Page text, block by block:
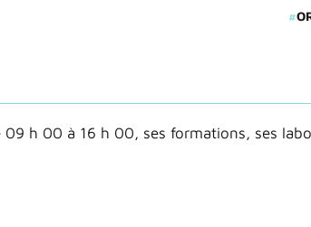
#
h 00 à 16 h 00, ses formations, ses